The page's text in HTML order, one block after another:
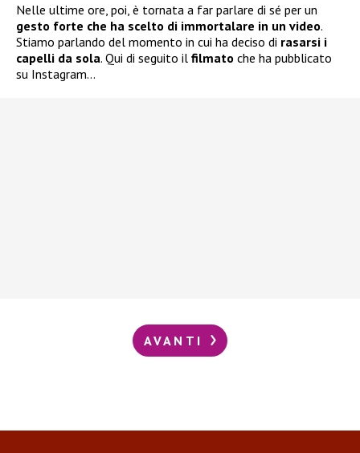
Nelle ultime ore, poi, è tornata a far parlare di sé per un
gesto forte che ha scelto di immortalare in un video.
Stiamo parlando del momento in cui ha deciso di rasarsi i
capelli da sola. Qui di seguito il filmato che ha pubblicato
su Instagram…
AVANTI